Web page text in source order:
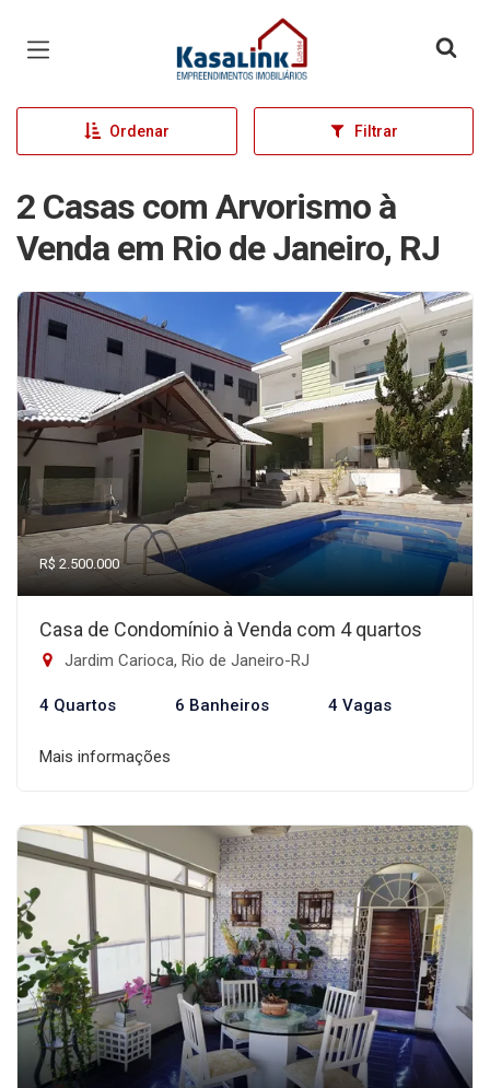
Página inicial
Ordenar Filtrar
2 Casas com Arvorismo à
Venda em Rio de Janeiro, RJ
R$ 2.500.000
Casa de Condomínio à Venda com 4 quartos
Jardim Carioca, Rio de Janeiro-RJ
4 Quartos 6 Banheiros 4 Vagas
Mais informações